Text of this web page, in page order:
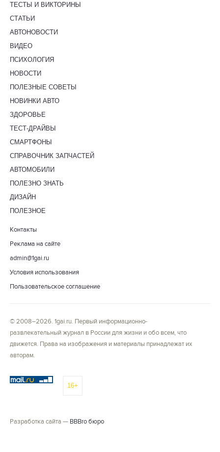
ТЕСТЫ И ВИКТОРИНЫ
СТАТЬИ
АВТОНОВОСТИ
ВИДЕО
ПСИХОЛОГИЯ
НОВОСТИ
ПОЛЕЗНЫЕ СОВЕТЫ
НОВИНКИ АВТО
ЗДОРОВЬЕ
ТЕСТ-ДРАЙВЫ
СМАРТФОНЫ
СПРАВОЧНИК ЗАПЧАСТЕЙ
АВТОМОБИЛИ
ПОЛЕЗНО ЗНАТЬ
ДИЗАЙН
ПОЛЕЗНОЕ
Контакты
Реклама на сайте
admin@1gai.ru
Условия использования
Пользовательское соглашение
© 2008–2026. 1gai.ru. Первый информационно-
развлекательный журнал в России для жизни и обо всем, что
движется. Права на изображения и материалы принадлежат их
авторам.
16+
Разработка сайта — BBBro бюро